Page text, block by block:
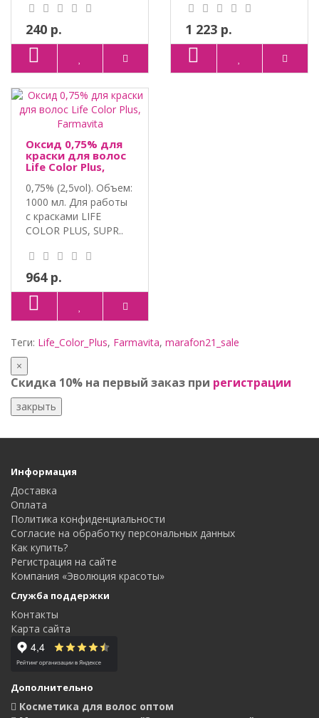
240 р.
ВОЛОС. Экстракт се..
1 223 р.
Оксид 0,75% для
краски для волос
Life Color Plus,
0,75% (2,5vol). Объем:
1000 мл. Для работы
с красками LIFE
COLOR PLUS, SUPR..
964 р.
Теги: Life_Color_Plus, Farmavita, marafon21_sale
×
Скидка 10% на первый заказ при регистрации
закрыть
Информация
Доставка
Оплата
Политика конфиденциальности
Согласие на обработку персональных данных
Как купить?
Регистрация на сайте
Компания «Эволюция красоты»
Служба поддержки
Контакты
Карта сайта
Дополнительно
Косметика для волос оптом